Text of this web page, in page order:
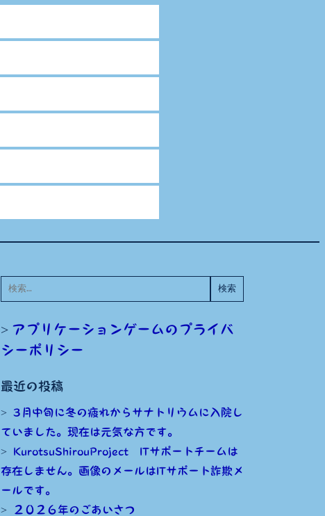
検
索:
アプリケーションゲームのプライバ
シーポリシー
最近の投稿
3月中旬に冬の疲れからサナトリウムに入院し
ていました。現在は元気な方です。
KurotsuShirouProject ITサポートチームは
存在しません。画像のメールはITサポート詐欺メ
ールです。
２０２６年のごあいさつ